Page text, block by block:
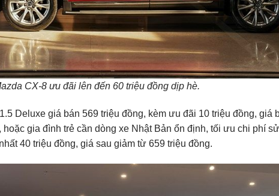
CX-8 ưu đãi lên đến 60 triệu đồng dịp hè.
Deluxe giá bán 569 triệu đồng, kèm ưu đãi 10 triệu đồng, giá
gia đình trẻ cần dòng xe Nhật Bản ổn định, tối ưu chi phí
40 triệu đồng, giá sau giảm từ 659 triệu đồng.